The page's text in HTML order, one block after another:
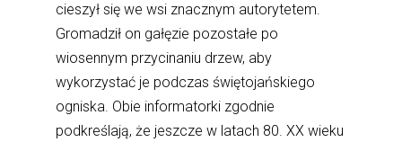
cieszył się we wsi znacznym autorytetem.
Gromadził on gałęzie pozostałe po
wiosennym przycinaniu drzew, aby
wykorzystać je podczas świętojańskiego
ogniska. Obie informatorki zgodnie
podkreślają, że jeszcze w latach 80. XX wieku